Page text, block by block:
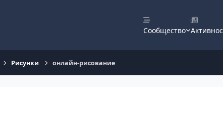
Сообщество
Рисунки онлайн-рисование